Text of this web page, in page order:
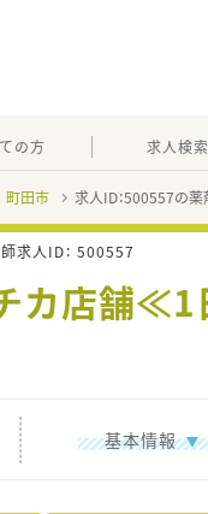
の方 求人検索
町田市 求人ID：500557の
求人ID： 500557
チカ店舗
基本情報